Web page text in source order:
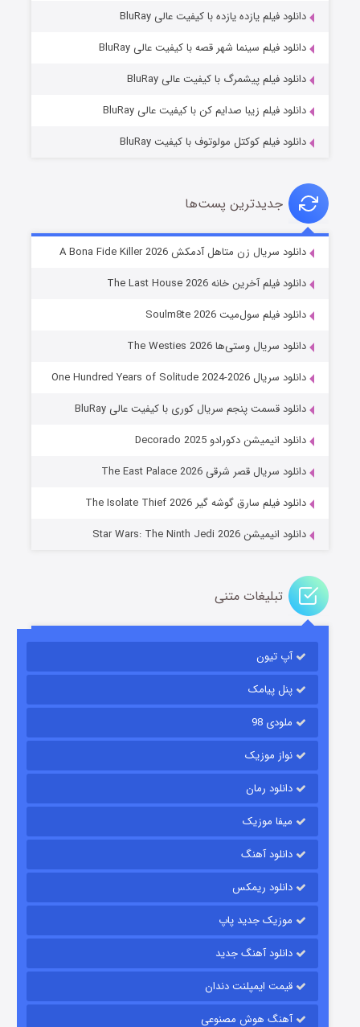
شوگر فصل ۲
خاندان اژدها فصل ۳
قسمت۶ (زیرنویس) منتشر شد
قسمت
دانلود فیلم یازده یازده با کیفیت عالی BluRay
دانلود فیلم سینما شهر قصه با کیفیت عالی BluRay
دانلود فیلم پیشمرگ با کیفیت عالی BluRay
دانلود فیلم زیبا صدایم کن با کیفیت عالی BluRay
دانلود فیلم کوکتل مولوتوف با کیفیت BluRay
جدیدترین پست‌ها
دانلود سریال زن متاهل آدمکش A Bona Fide Killer 2026
دانلود فیلم آخرین خانه The Last House 2026
دانلود فیلم سول‌میت Soulm8te 2026
دانلود سریال وستی‌ها The Westies 2026
دانلود سریال One Hundred Years of Solitude 2024-2026
دانلود قسمت پنجم سریال کوری با کیفیت عالی BluRay
دانلود انیمیشن دکورادو Decorado 2025
دانلود سریال قصر شرقی The East Palace 2026
دانلود فیلم سارق گوشه گیر The Isolate Thief 2026
دانلود انیمیشن Star Wars: The Ninth Jedi 2026
تبلیغات متنی
آپ تیون
پنل پیامک
ملودی 98
نواز موزیک
دانلود رمان
میفا موزیک
دانلود آهنگ
دانلود ریمکس
موزیک جدید پاپ
دانلود آهنگ جدید
قیمت ایمپلنت دندان
آهنگ هوش مصنوعی